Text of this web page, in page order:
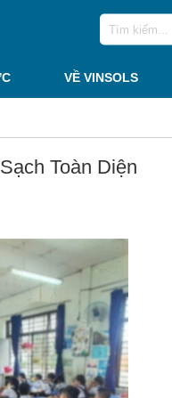
VỀ VINSOLS
Toàn Diện